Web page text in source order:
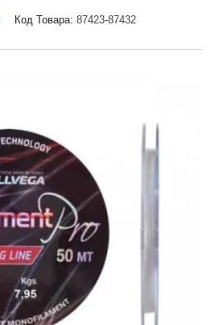
Код Товара: 87423-87432